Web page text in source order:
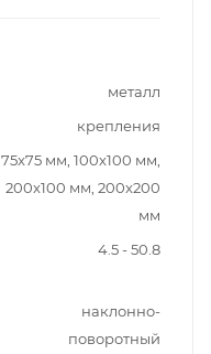
металл
крепления
75x75 мм, 100x100 мм,
200x100 мм, 200x200
мм
4.5 - 50.8
наклонно-
поворотный